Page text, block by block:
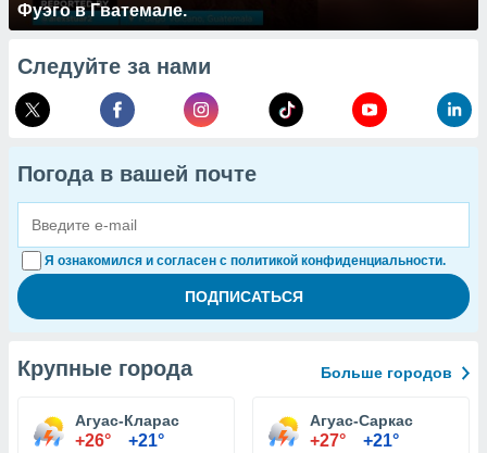
Фуэго в Гватемале.
Следуйте за нами
Погода в вашей почте
Я ознакомился и согласен с политикой конфиденциальности.
Крупные города Больше городов
Агуас-Кларас
+26° +21°
Агуас-Саркас
+27° +21°